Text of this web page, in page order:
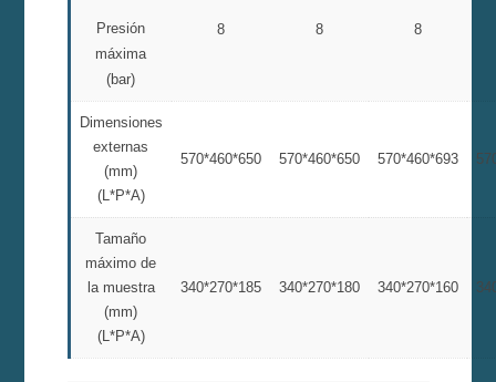
Presión
máxima
(bar)
8 8 8
Dimensiones
externas
(mm)
(L*P*A)
570*460*650 570*460*650 570*460*693
Tamaño
máximo de
la muestra
(mm)
(L*P*A)
340*270*185 340*270*180 340*270*160